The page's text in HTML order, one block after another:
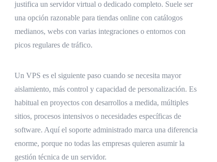
justifica un servidor virtual o dedicado completo. Suele ser
una opción razonable para tiendas online con catálogos
medianos, webs con varias integraciones o entornos con
picos regulares de tráfico.
Un VPS es el siguiente paso cuando se necesita mayor
aislamiento, más control y capacidad de personalización. Es
habitual en proyectos con desarrollos a medida, múltiples
sitios, procesos intensivos o necesidades específicas de
software. Aquí el soporte administrado marca una diferencia
enorme, porque no todas las empresas quieren asumir la
gestión técnica de un servidor.